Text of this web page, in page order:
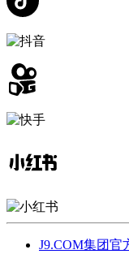
J9.COM集团官